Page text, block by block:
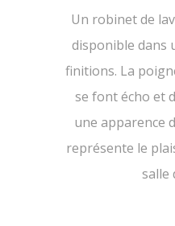
Un robinet de
disponible dans
finitions. La
se font écho et
une apparence
représente le
salle